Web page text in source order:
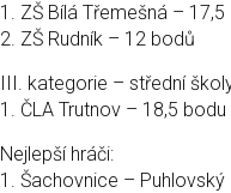
1. ZŠ Bílá Třemešná –
2. ZŠ Rudník – 12 bodů
III. kategorie – střední
1. ČLA Trutnov – 18,5 bodu
Nejlepší hráči:
1. Šachovnice –